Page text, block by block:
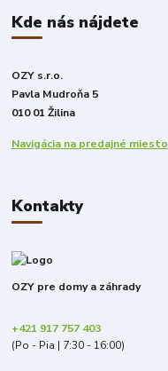
Kde nás nájdete
OZY s.r.o.
Pavla Mudroňa 5
010 01 Žilina
Navigácia na predajné miesto
Kontakty
OZY pre domy a záhrady
+421 917 757 403
(Po - Pia | 7:30 - 16:00)